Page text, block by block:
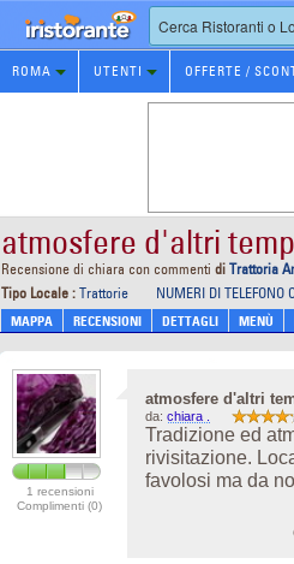
Prenotazione
Ristorante
ROMA UTENTI OFFERTE /
atmosfere d'altri
Recensione di chiara con commenti di Trattoria
Tipo Locale : Trattorie NUMERI DI TELEFONO
MAPPA RECENSIONI DETTAGLI MENÙ
1 recensioni
Complimenti (0)
atmosfere d'altri
da: chiara .
Tradizione ed
rivisitazione.
favolosi ma da